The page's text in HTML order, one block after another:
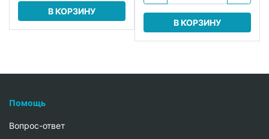
В КОРЗИНУ
В КОРЗИНУ
Помощь
Вопрос-ответ